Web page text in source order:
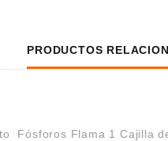
PRODUCTOS
Fósforos Flama 1 Cajilla